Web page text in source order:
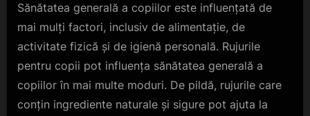
Sănătatea generală a copiilor este influențată de
mai mulți factori, inclusiv de alimentație, de
activitate fizică și de igienă personală. Rujurile
pentru copii pot influența sănătatea generală a
copiilor în mai multe moduri. De pildă, rujurile care
conțin ingrediente naturale și sigure pot ajuta la